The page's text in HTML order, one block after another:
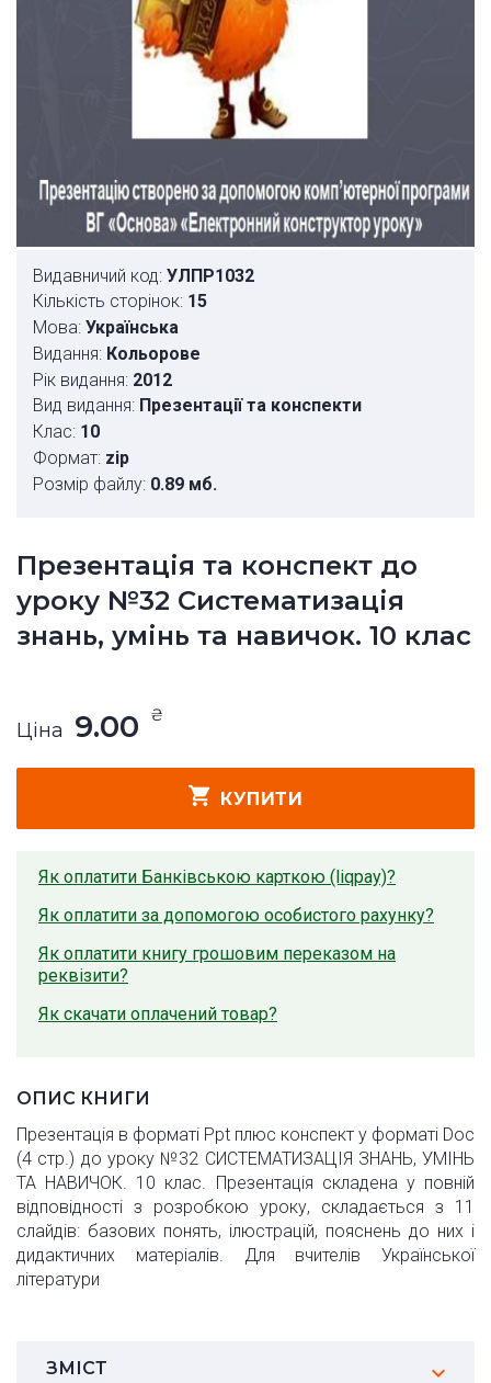
Видавничий код: УЛПР1032
Кількість сторінок: 15
Мова: Українська
Видання: Кольорове
Рік видання: 2012
Вид видання: Презентації та конспекти
Клас: 10
Формат: zip
Розмір файлу: 0.89 мб.
Презентація та конспект до
уроку №32 Систематизація
знань, умінь та навичок. 10 клас
Ціна 9.00 ₴
КУПИТИ
Як оплатити Банківською карткою (liqpay)?
Як оплатити за допомогою особистого рахунку?
Як оплатити книгу грошовим переказом на
реквізити?
Як скачати оплачений товар?
ОПИС КНИГИ
Презентація в форматі Ppt плюс конспект у форматі Doc
(4 стр.) до уроку №32 СИСТЕМАТИЗАЦІЯ ЗНАНЬ, УМІНЬ
ТА НАВИЧОК. 10 клас. Презентація складена у повній
відповідності з розробкою уроку, складається з 11
слайдів: базових понять, ілюстрацій, пояснень до них і
дидактичних матеріалів. Для вчителів Української
літератури
ЗМІСТ